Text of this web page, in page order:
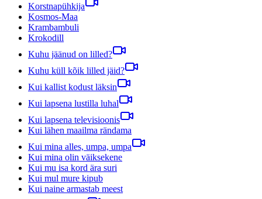
Korstnapühkija
Kosmos-Maa
Krambambuli
Krokodill
Kuhu jäänud on lilled?
Kuhu küll kõik lilled jäid?
Kui kallist kodust läksin
Kui lapsena lustilla luhal
Kui lapsena televisioonis
Kui lähen maailma rändama
Kui mina alles, umpa, umpa
Kui mina olin väiksekene
Kui mu isa kord ära suri
Kui mul mure kipub
Kui naine armastab meest